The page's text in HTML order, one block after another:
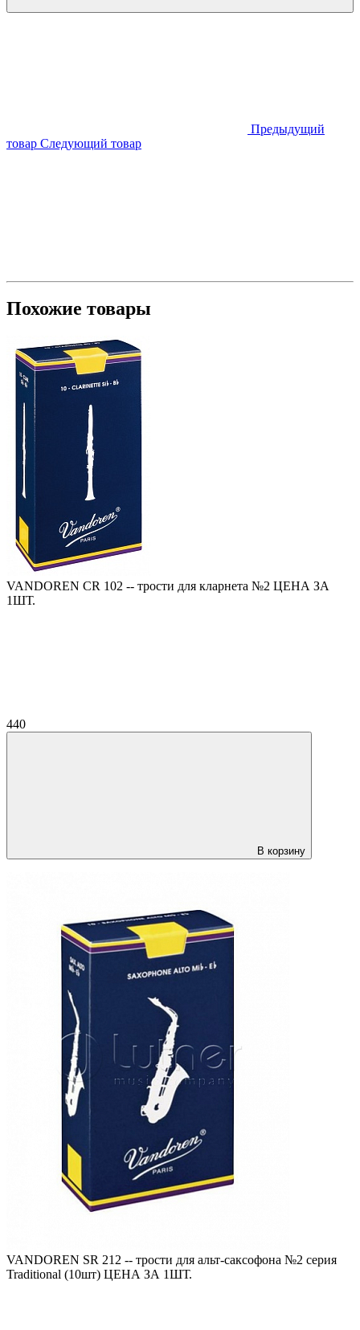
Предыдущий
товар Следующий товар
Похожие товары
VANDOREN CR 102 -- трости для кларнета №2 ЦЕНА ЗА
1ШТ.
440
В корзину
VANDOREN SR 212 -- трости для альт-саксофона №2 серия
Traditional (10шт) ЦЕНА ЗА 1ШТ.